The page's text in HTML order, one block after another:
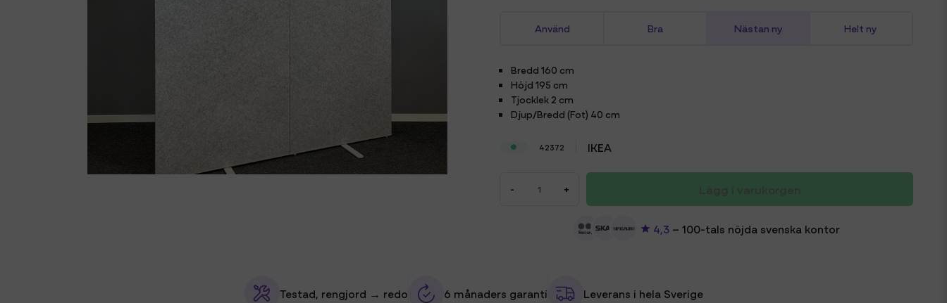
Använd Bra Nästan ny Helt ny
Bredd160 cm
Höjd195 cm
Tjocklek 2 cm
Djup/Bredd (Fot) 40 cm
42372 IKEA
- +
4,3 – 100-tals nöjda svenska kontor
Testad, rengjord → redo 6 månaders garanti Leverans i hela Sverige